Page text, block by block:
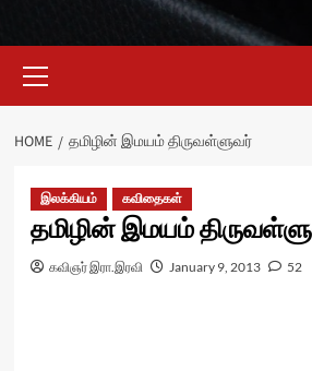
Menu
HOME தமிழின் இமயம் திருவள்ளுவர்
இலக்கியம் கவிதைகள்
தமிழின் இமயம்
கவிஞர் இரா.இரவி January 9, 2013 52